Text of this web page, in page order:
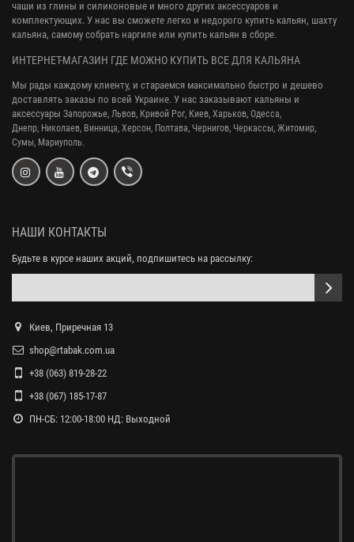
чаши из глины и силиконовые и много других аксессуаров и
комплектующих. У нас вы сможете легко и недорого купить кальян, шахту
кальяна, самому собрать наргиле или купить кальян в сборе.
ИНТЕРНЕТ-МАГАЗИН ГДЕ МОЖНО КУПИТЬ ВСЕ ДЛЯ КАЛЬЯНА
Мы рады каждому клиенту, и стараемся максимально быстро и дешево
доставлять заказы по всей Украине. У нас заказывают кальяны и
аксессуары Запорожье, Львов, Кривой Рог, Киев, Харьков, Одесса,
Днепр, Николаев, Винница, Херсон, Полтава, Чернигов, Черкассы, Житомир,
Сумы, Мариуполь.
НАШИ КОНТАКТЫ
Будьте в курсе наших акций, подпишитесь на рассылку:
Киев, Приречная 13
shop@rtabak.com.ua
+38 (063) 819-28-22
+38 (067) 185-17-87
ПН-СБ: 12:00-18:00 НД: Выходной